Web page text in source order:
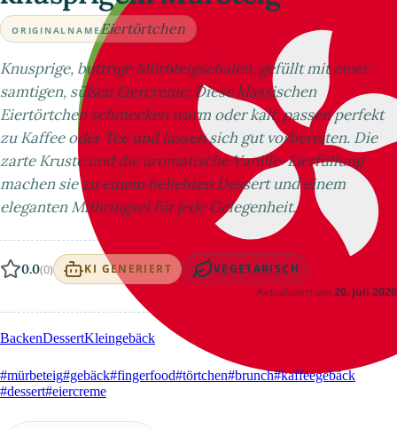
ORIGINALNAMEEiertörtchen
Knusprige, buttrige Mürbteigschalen, gefüllt mit einer
samtigen, süßen Eiercreme: Diese klassischen
Eiertörtchen schmecken warm oder kalt, passen perfekt
zu Kaffee oder Tee und lassen sich gut vorbereiten. Die
zarte Kruste und die aromatische Vanille-Eierfüllung
machen sie zu einem beliebten Dessert und einem
eleganten Mitbringsel für jede Gelegenheit.
0.0(0) KI GENERIERT VEGETARISCH
Aktualisiert am 20. Juli 2026
BackenDessertKleingebäck
#mürbeteig#gebäck#fingerfood#törtchen#brunch#kaffeegebäck
#dessert#eiercreme